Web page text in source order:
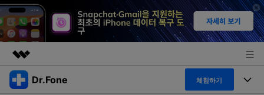
주요 제품Dr.Fone 체험하기